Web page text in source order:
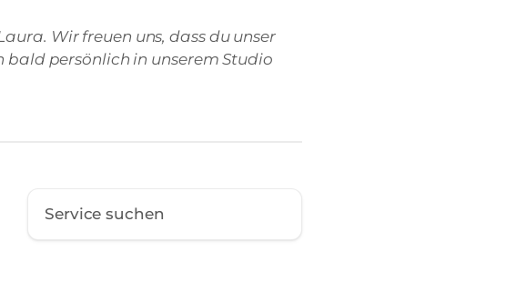
Wir freuen uns, dass du unser
bald persönlich in unserem Studio